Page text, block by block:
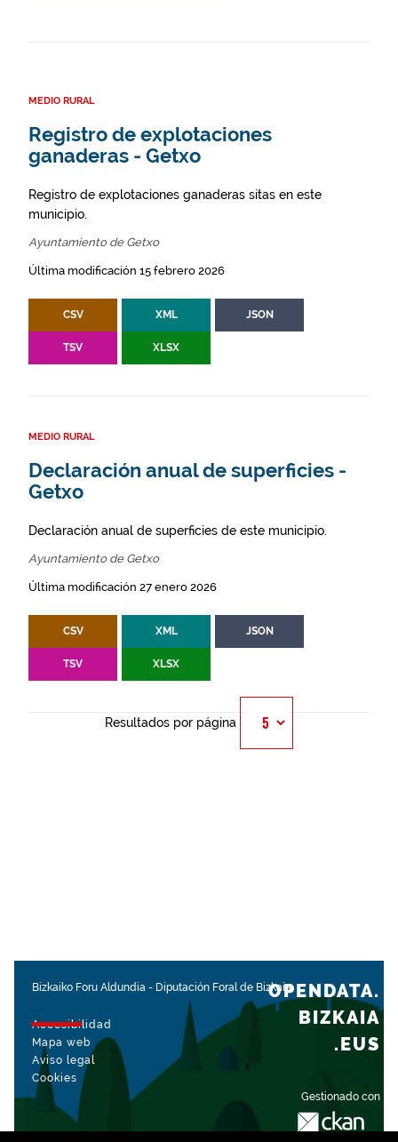
MEDIO RURAL
Registro de explotaciones
ganaderas - Getxo
Registro de explotaciones ganaderas sitas en este
municipio.
Ayuntamiento de Getxo
Última modificación 15 febrero 2026
CSV XML JSON
TSV XLSX
MEDIO RURAL
Declaración anual de superficies -
Getxo
Declaración anual de superficies de este municipio.
Ayuntamiento de Getxo
Última modificación 27 enero 2026
CSV XML JSON
TSV XLSX
Resultados por página
Bizkaiko Foru Aldundia - Diputación Foral de Bizkaia
Accesibilidad
Mapa web
Aviso legal
Cookies
Gestionado con
OPENDATA.
BIZKAIA
.EUS